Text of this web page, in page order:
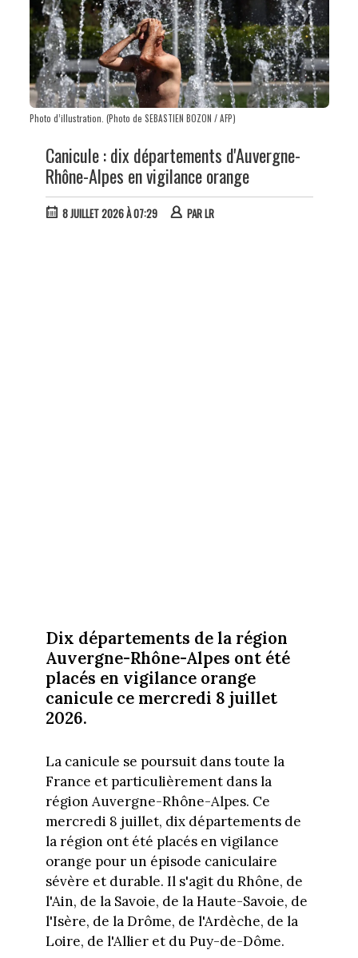
Photo d’illustration. (Photo de SEBASTIEN BOZON / AFP)
Canicule : dix départements d'Auvergne-
Rhône-Alpes en vigilance orange
8 JUILLET 2026 À 07:29 PARLR
Dix départements de la région
Auvergne-Rhône-Alpes ont été
placés en vigilance orange
canicule ce mercredi 8 juillet
2026.
La canicule se poursuit dans toute la
France et particulièrement dans la
région Auvergne-Rhône-Alpes. Ce
mercredi 8 juillet, dix départements de
la région ont été placés en vigilance
orange pour un épisode caniculaire
sévère et durable. Il s'agit du Rhône, de
l'Ain, de la Savoie, de la Haute-Savoie, de
l'Isère, de la Drôme, de l'Ardèche, de la
Loire, de l'Allier et du Puy-de-Dôme.